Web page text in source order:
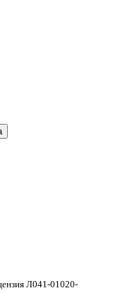
Л041-01020-